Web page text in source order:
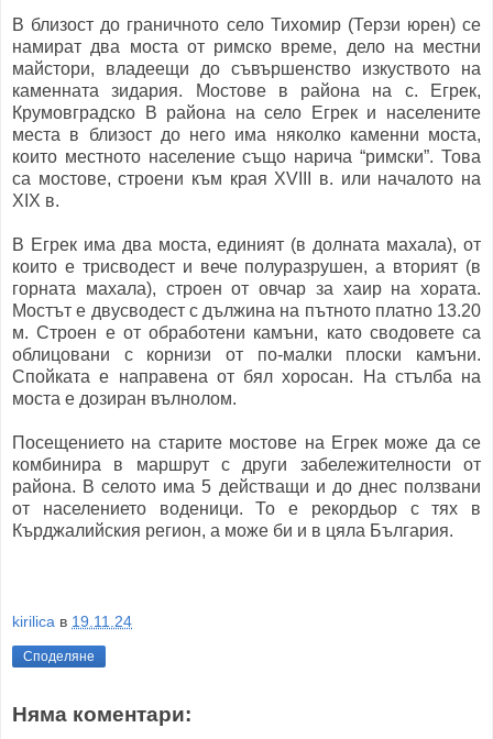
В близост до граничното село Тихомир (Терзи юрен) се
намират два моста от римско време, дело на местни
майстори, владеещи до съвършенство изкуството на
каменната зидария. Мостове в района на с. Егрек,
Крумовградско В района на село Егрек и населените
места в близост до него има няколко каменни моста,
които местното население също нарича “римски”. Това
са мостове, строени към края ХVІІІ в. или началото на
ХІХ в.
В Егрек има два моста, единият (в долната махала), от
които е трисводест и вече полуразрушен, а вторият (в
горната махала), строен от овчар за хаир на хората.
Мостът е двусводест с дължина на пътното платно 13.20
м. Строен е от обработени камъни, като сводовете са
облицовани с корнизи от по-малки плоски камъни.
Спойката е направена от бял хоросан. На стълба на
моста е дозиран вълнолом.
Посещението на старите мостове на Егрек може да се
комбинира в маршрут с други забележителности от
района. В селото има 5 действащи и до днес ползвани
от населението воденици. То е рекордьор с тях в
Кърджалийския регион, а може би и в цяла България.
kirilica в 19.11.24
Споделяне
Няма коментари: